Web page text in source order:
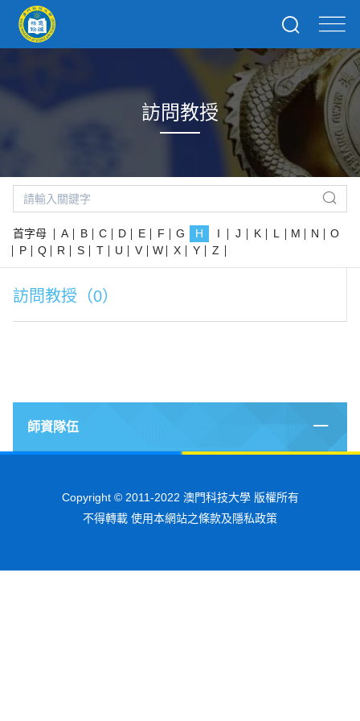
訪問教授
首字母 A B C D E F G H I J K L M N
O
P
Q R S T U V W X Y Z
訪問教授（0）
師資隊伍
Copyright © 2011-2022 澳門科技大學 版權所有
不得轉載 使用本網站之條款及隱私政策